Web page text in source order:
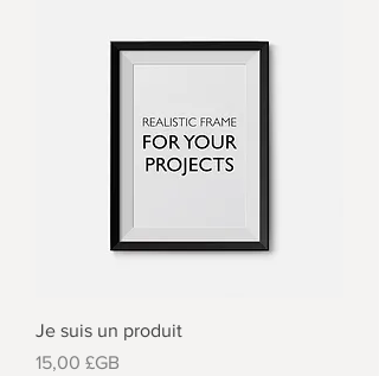
Je suis un produit
Prix
15,00 £GB